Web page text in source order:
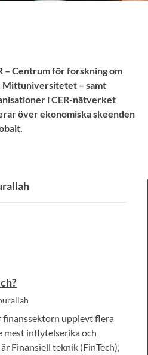
– Centrum för forskning om
Mittuniversitetet – samt
i CER-nätverket
över ekonomiska skeenden
finanssektorn upplevt flera
mest inflytelserika och
Finansiell teknik (FinTech),